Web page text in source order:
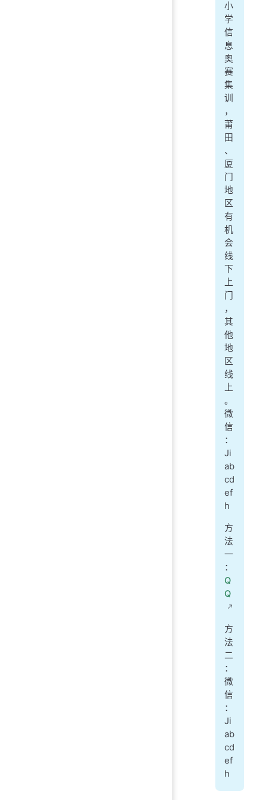
小
学
信
息
奥
赛
集
训
，
莆
田
、
厦
门
地
区
有
机
会
线
下
上
门
，
其
他
地
区
线
上
。
微
信
：
Ji
ab
cd
ef
h
方
法
一
：
Q
Q
方
法
二
：
微
信
：
Ji
ab
cd
ef
h